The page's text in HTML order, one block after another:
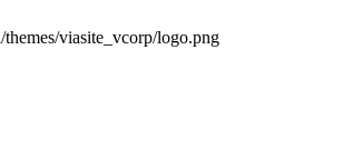
viasite_vcorp/logo.png